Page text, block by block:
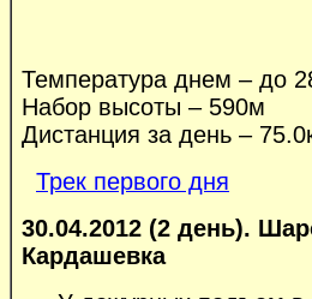
Температура днем – до
Набор высоты – 590м
Дистанция за день –
Трек первого дня
30.04.2012 (2 день).
Кардашевка